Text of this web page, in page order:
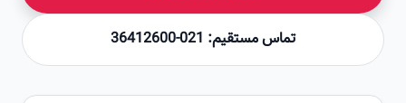
تماس مستقیم: 021-36412600